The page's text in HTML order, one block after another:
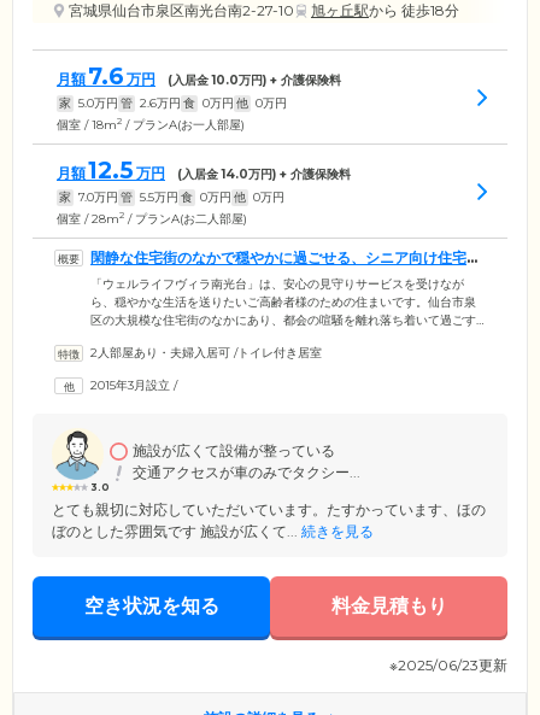
宮城県仙台市泉区南光台南2-27-10
旭ヶ丘駅から 徒歩18分
月額 7.6 万円 (入居金10.0万円) + 介護保険料
家 5.0万円 管 2.6万円 食 0万円 他 0万円
個室 / 18m2 / プランA(お一人部屋)
月額12.5 万円 (入居金14.0万円) + 介護保険料
家 7.0万円 管 5.5万円 食 0万円 他 0万円
個室 / 28m2 / プランA(お二人部屋)
閑静な住宅街のなかで穏やかに過ごせる、シニア向け住宅で
す
「ウェルライフヴィラ南光台」は、安心の見守りサービスを受けなが
ら、穏やかな生活を送りたいご高齢者様のための住まいです。仙台市泉
区の大規模な住宅街のなかにあり、都会の喧騒を離れ落ち着いて過ごす
り、日常のお買い物に便利です。ホームには経験豊富なスタッフが24時
療連携や安否確認はもちろん、郵便物・宅配便の受け取りなどのフロン
2人部屋あり・夫婦入居可 /トイレ付き居室
2015年3月設立 /
3.0
施設が広くて設備が整っている
交通アクセスが車のみでタクシー...
とても親切に対応していただいています。たすかっています、ほの
ぼのとした雰囲気です 施設が広くて... 続きを見る
空き状況を知る 料金見積もり
※2025/06/23更新